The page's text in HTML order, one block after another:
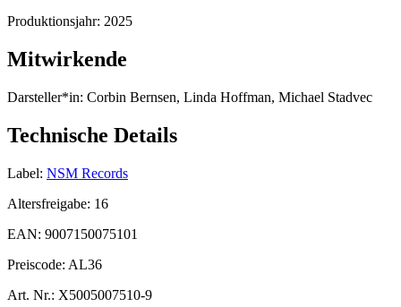
Produktionsjahr: 2025
Mitwirkende
Darsteller*in: Corbin Bernsen, Linda Hoffman, Michael Stadvec
Technische Details
Label: NSM Records
Altersfreigabe: 16
EAN: 9007150075101
Preiscode: AL36
Art. Nr.: X5005007510-9